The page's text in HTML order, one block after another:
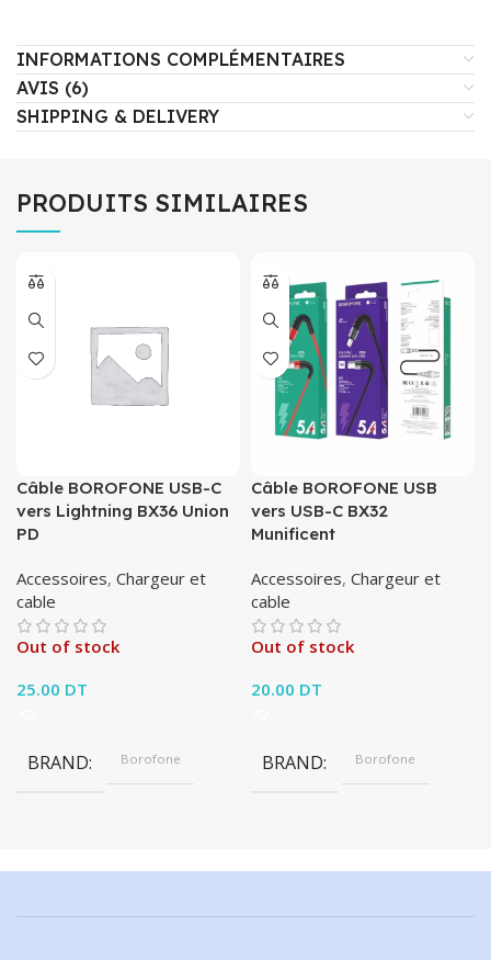
INFORMATIONS COMPLÉMENTAIRES
AVIS (6)
SHIPPING & DELIVERY
PRODUITS SIMILAIRES
Câble BOROFONE USB-C
vers Lightning BX36 Union
PD
Accessoires, Chargeur et
cable
Out of stock
25.00 DT
BRAND Borofone
Câble BOROFONE USB
vers USB-C BX32
Munificent
Accessoires, Chargeur et
cable
Out of stock
20.00 DT
BRAND Borofone